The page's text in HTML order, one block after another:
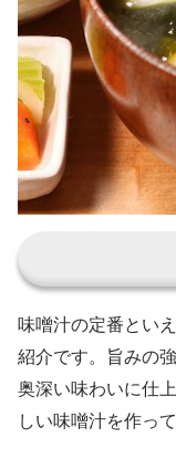
味噌汁の定番とい
紹介です。旨みの
奥深い味わいに仕
しい味噌汁を作っ